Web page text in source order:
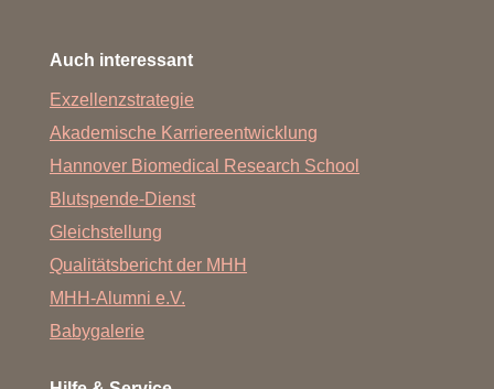
Auch interessant
Exzellenzstrategie
Akademische Karriereentwicklung
Hannover Biomedical Research School
Blutspende-Dienst
Gleichstellung
Qualitätsbericht der MHH
MHH-Alumni e.V.
Babygalerie